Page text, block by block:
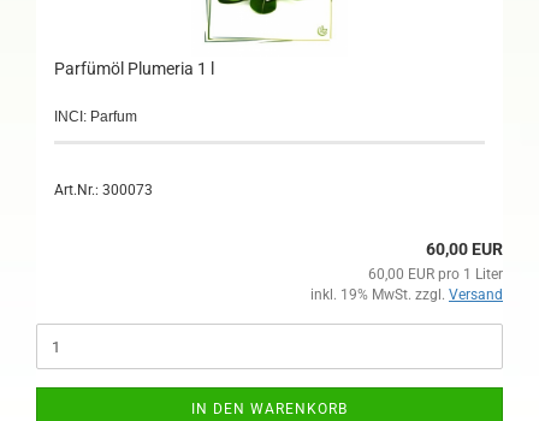
Parfümöl Plumeria 1 l
INCI: Parfum
Art.Nr.: 300073
60,00 EUR
60,00 EUR pro 1 Liter
inkl. 19% MwSt. zzgl. Versand
IN DEN WARENKORB